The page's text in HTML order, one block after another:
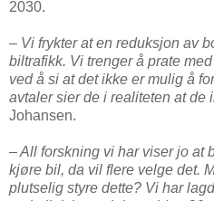
2030.
– Vi frykter at en reduksjon av
biltrafikk. Vi trenger å prate
ved å si at det ikke er mulig å
avtaler sier de i realiteten at de
Johansen.
– All forskning vi har viser jo at
kjøre bil, da vil flere velge det.
plutselig styre dette? Vi har